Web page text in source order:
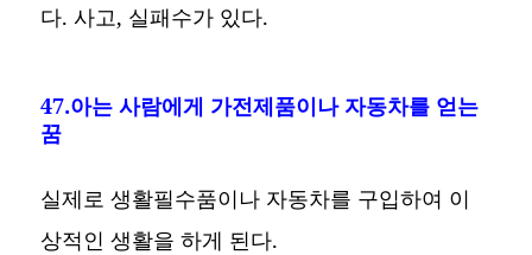
다. 사고, 실패수가 있다.
47.아는 사람에게 가전제품이나 자동차를 얻는
꿈
실제로 생활필수품이나 자동차를 구입하여 이
상적인 생활을 하게 된다.